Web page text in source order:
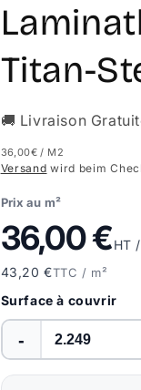
Titan-
🚚 Livraison
36,00€ / M2
Versand wird beim
Prix au m²
36,00 €HT
43,20 €TTC / m²
Surface à couvrir
-